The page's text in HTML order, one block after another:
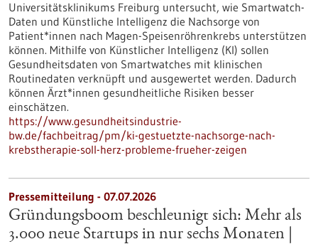
Universitätsklinikums Freiburg untersucht, wie Smartwatch-
Daten und Künstliche Intelligenz die Nachsorge von
Patient*innen nach Magen-Speisenröhrenkrebs unterstützen
können. Mithilfe von Künstlicher Intelligenz (KI) sollen
Gesundheitsdaten von Smartwatches mit klinischen
Routinedaten verknüpft und ausgewertet werden. Dadurch
können Ärzt*innen gesundheitliche Risiken besser
einschätzen.
https://www.gesundheitsindustrie-
bw.de/fachbeitrag/pm/ki-gestuetzte-nachsorge-nach-
krebstherapie-soll-herz-probleme-frueher-zeigen
Pressemitteilung - 07.07.2026
Gründungsboom beschleunigt sich: Mehr als
3.000 neue Startups in nur sechs Monaten |